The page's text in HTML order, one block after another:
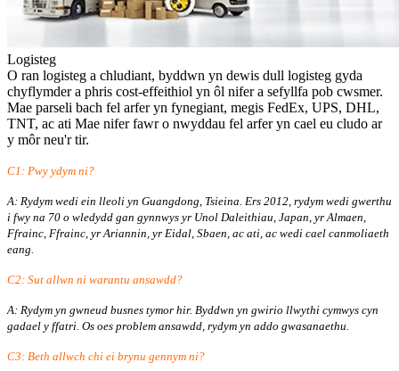
Logisteg
O ran logisteg a chludiant, byddwn yn dewis dull logisteg gyda
chyflymder a phris cost-effeithiol yn ôl nifer a sefyllfa pob cwsmer.
Mae parseli bach fel arfer yn fynegiant, megis FedEx, UPS, DHL,
TNT, ac ati Mae nifer fawr o nwyddau fel arfer yn cael eu cludo ar
y môr neu'r tir.
C1: Pwy ydym ni?
A: Rydym wedi ein lleoli yn Guangdong, Tsieina. Ers 2012, rydym wedi gwerthu
i fwy na 70 o wledydd gan gynnwys yr Unol Daleithiau, Japan, yr Almaen,
Ffrainc, Ffrainc, yr Ariannin, yr Eidal, Sbaen, ac ati, ac wedi cael canmoliaeth
eang.
C2: Sut allwn ni warantu ansawdd?
A: Rydym yn gwneud busnes tymor hir. Byddwn yn gwirio llwythi cymwys cyn
gadael y ffatri. Os oes problem ansawdd, rydym yn addo gwasanaethu.
C3: Beth allwch chi ei brynu gennym ni?